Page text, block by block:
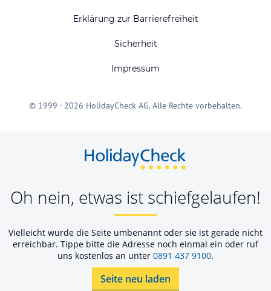
Erklärung zur Barrierefreiheit
Sicherheit
Impressum
© 1999 - 2026 HolidayCheck AG. Alle Rechte vorbehalten.
Oh nein, etwas ist schiefgelaufen!
Vielleicht wurde die Seite umbenannt oder sie ist gerade nicht
erreichbar. Tippe bitte die Adresse noch einmal ein oder ruf
uns kostenlos an unter 0891 437 9100.
Seite neu laden